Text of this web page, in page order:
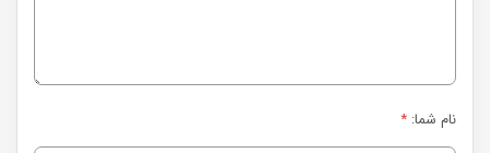
نام شما: *